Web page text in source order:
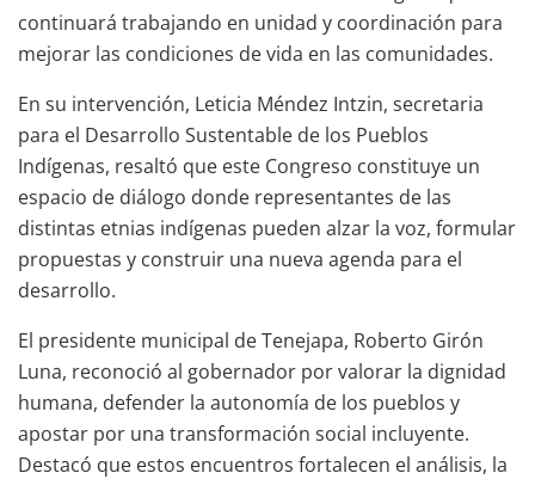
continuará trabajando en unidad y coordinación para
mejorar las condiciones de vida en las comunidades.
En su intervención, Leticia Méndez Intzin, secretaria
para el Desarrollo Sustentable de los Pueblos
Indígenas, resaltó que este Congreso constituye un
espacio de diálogo donde representantes de las
distintas etnias indígenas pueden alzar la voz, formular
propuestas y construir una nueva agenda para el
desarrollo.
El presidente municipal de Tenejapa, Roberto Girón
Luna, reconoció al gobernador por valorar la dignidad
humana, defender la autonomía de los pueblos y
apostar por una transformación social incluyente.
Destacó que estos encuentros fortalecen el análisis, la